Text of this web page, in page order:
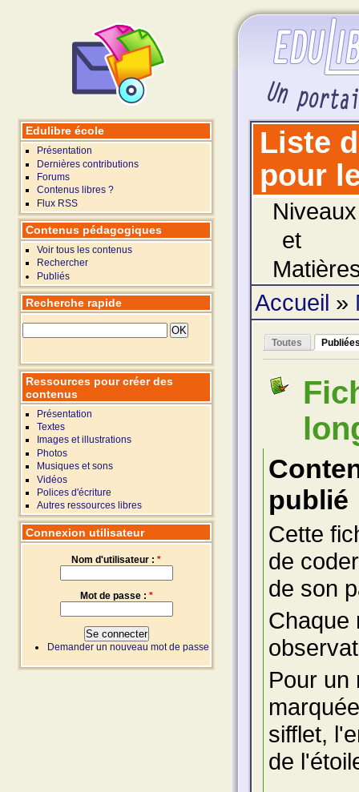
Liste
pour
et
Accueil »
Toutes
publié
Cette
de
de son
Chaque
Pour un
sifflet,
de
Edulibre école
Présentation
Dernières contributions
Forums
Contenus libres ?
Flux RSS
Contenus pédagogiques
Voir tous les contenus
Rechercher
Publiés
Recherche rapide
Ressources pour créer des
contenus
Présentation
Textes
Images et illustrations
Photos
Musiques et sons
Vidéos
Polices d'écriture
Autres ressources libres
Connexion utilisateur
Nom d'utilisateur : *
Mot de passe : *
Demander un nouveau mot de passe